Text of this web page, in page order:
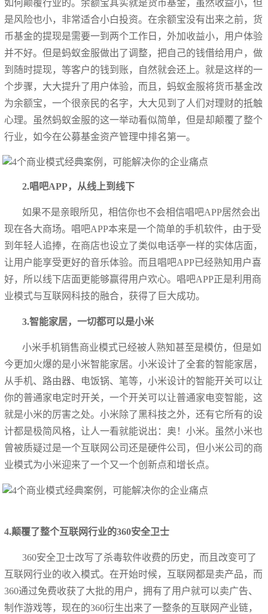
如何颠覆行业的。余额宝其实就是货币基金，虽然收益小，但
是风险也小，非常适合小白投资。在余额宝没有出来之前，货
币基金的提现是需要一到两个工作日，外加收益小，用户体验
并不好。但是蚂蚁金服做出了调整，把自己的钱借给用户，做
到随时提现，等客户的钱到账，自然就会还上。就是这样的一
个步骤，大大提升了用户体验，而且，蚂蚁金服将货币基金改
为余额宝，一个很亲民的名字，大大见到了人们对理财的抵触
心理。虽然蚂蚁金服的这一举动看似简单，但是却颠覆了整个
行业，如今在公募基金资产管理中排名第一。
2.唱吧APP，从线上到线下
如果不是亲眼所见，相信你也不会相信唱吧APP居然会出
现在各大商场。唱吧APP本来是一个简单的手机软件，由于受
到年轻人追捧，在商店也设立了类似电话亭一样的实体店面，
让用户能享受更好的音乐体验。而且唱吧APP已经熟知用户喜
好，所以线下店面更能够赢得用户欢心。唱吧APP正是利用商
业模式与互联网科技的融合，获得了巨大成功。
3.智能家居，一切都可以是小米
小米手机销售商业模式已经被人熟知甚至是模仿，但是如
今更加火爆的是小米智能家居。小米设计了全套的智能家居，
从手机、路由器、电饭锅、笔等，小米设计的智能开关可以让
你的普通家电定时开关，一个开关可以让普通家电变智能，这
就是小米的厉害之处。小米除了黑科技之外，还有它所有的设
计都是极简风格，让人一看就能说出：奥！小米。虽然小米也
曾被质疑过是一个互联网公司还是硬件公司，但小米公司的商
业模式为小米迎来了一个又一个创新点和增长点。
4.颠覆了整个互联网行业的360安全卫士
360安全卫士改写了杀毒软件收费的历史，而且改变可了
互联网行业的收入模式。在开始时候，互联网都是卖产品，而
360通过免费收获了大批的用户，拥有了用户就可以卖广告、
制作游戏等，现在的360衍生出来了一整条的互联网产业链，